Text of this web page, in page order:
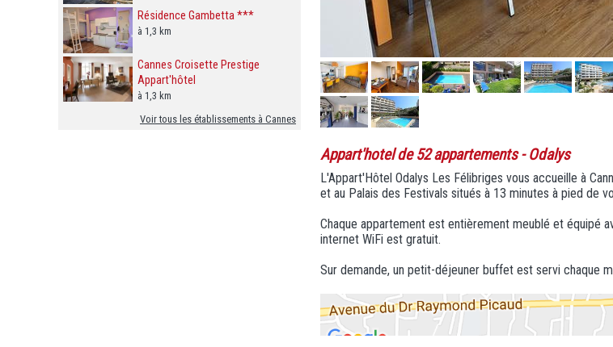
Résidence Gambetta ***
à 1,3 km
Cannes Croisette Prestige
Appart'hôtel
à 1,3 km
Voir tous les établissements à Cannes
Appart'hotel de 52 appartements- Odalys
L'Appart'Hôtel Odalys Les Félibriges vous accueille à
et au Palais des Festivals situés à 13 minutes à pied de
Chaque appartement est entièrement meublé et équipé
internet WiFi est gratuit.
Sur demande, un petit-déjeuner buffet est servi chaque